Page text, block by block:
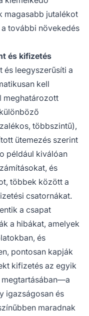
magasabb jutalékot
további növekedés
és kifizetés
és leegyszerűsíti a
kell
meghatározott
többszintű),
ütemezés szerint
például kiválóan
és
többek között a
csatornákat.
a csapat
a hibákat, amelyek
és
pontosan kapják
kifizetés az egyik
igazságosan és
maradnak